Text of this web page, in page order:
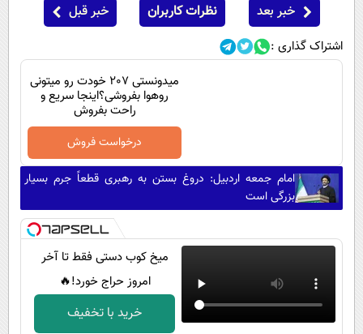
خبر بعد نظرات کاربران خبر قبل
اشتراک گذاری :
میدونستی 207 خودت رو میتونی
روهوا بفروشی؟اینجا سریع و
راحت بفروش
درخواست فروش
امام جمعه اردبیل: دروغ بستن به رهبری قطعاً جرم بسیار
بزرگی است
میخ کوب دستی فقط تا آخر
امروز حراج خورد!🔥
خرید با تخفیف